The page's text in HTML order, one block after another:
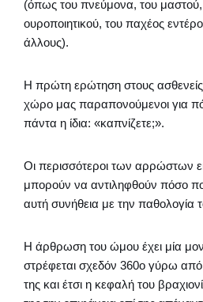
(όπως του πνεύμονα, του
ουροποιητικού, του παχέος
άλλους).
Η πρώτη ερώτηση στους
χώρο μας παραπονούμενοι για
πάντα η ίδια: «καπνίζετε;».
Οι περισσότεροι των αρρώστων
μπορούν να αντιληφθούν πόσο
αυτή συνήθεια με την παθολογία
Η άρθρωση του ώμου έχει μία
στρέφεται σχεδόν 360o γύρω
της και έτσι η κεφαλή του